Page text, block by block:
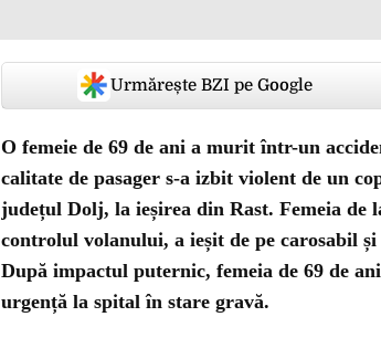
Urmărește BZI pe Google
O femeie de 69 de ani a murit într-un
calitate de pasager s-a izbit violent de un
județul Dolj, la ieșirea din Rast. Femeia de
controlul volanului, a ieșit de pe carosabil
După impactul puternic, femeia de 69 de
urgență la spital în stare gravă.